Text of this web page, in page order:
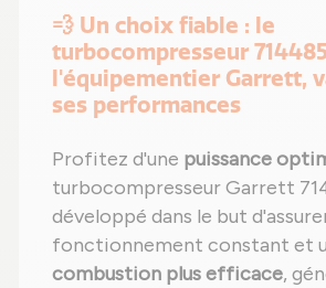
💨 Un choix fiable : le
turbocompresseur
l'équipementier Garrett,
ses performances
Profitez d'une puissance
turbocompresseur Garrett
développé dans le but
fonctionnement constant et
combustion plus efficace,